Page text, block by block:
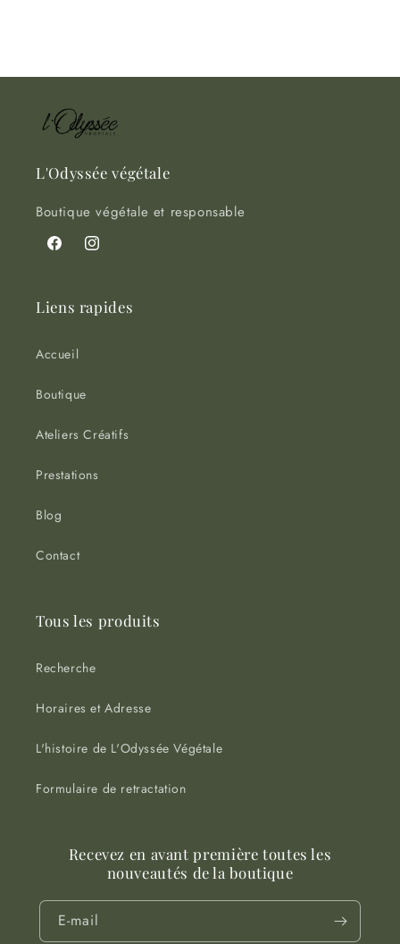
en
L'Odyssée végétale
Boutique végétale et responsable
FacebookInstagram
Liens rapides
Accueil
Boutique
Ateliers Créatifs
Prestations
Blog
Contact
Tous les produits
Recherche
Horaires et Adresse
L'histoire de L'Odyssée Végétale
Formulaire de retractation
Recevez en avant première toutes les
nouveautés de la boutique
E-mail